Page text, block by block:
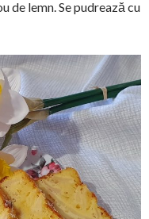
de lemn. Se pudrează cu